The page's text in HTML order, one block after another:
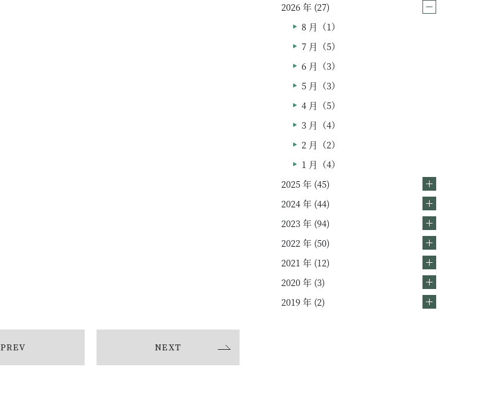
リノベーション
ペレットストーブ
2026 年 (27)
8 月（1）
7 月（5）
6 月（3）
5 月（3）
4 月（5）
3 月（4）
2 月（2）
1 月（4）
2025 年 (45)
2024 年 (44)
2023 年 (94)
2022 年 (50)
2021 年 (12)
2020 年 (3)
2019 年 (2)
PREV NEXT